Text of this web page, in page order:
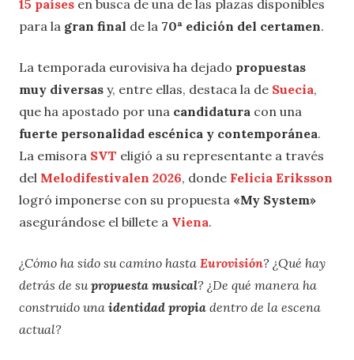
15 países en busca de una de las plazas disponibles
para la gran final de la 70ª edición del certamen.
La temporada eurovisiva ha dejado propuestas
muy diversas y, entre ellas, destaca la de Suecia,
que ha apostado por una candidatura con una
fuerte personalidad escénica y contemporánea.
La emisora SVT eligió a su representante a través
del Melodifestivalen 2026, donde Felicia Eriksson
logró imponerse con su propuesta «My System»
asegurándose el billete a Viena.
¿Cómo ha sido su camino hasta Eurovisión? ¿Qué hay
detrás de supropuesta musical? ¿De qué manera ha
construido una identidad propia dentro de la escena
actual?